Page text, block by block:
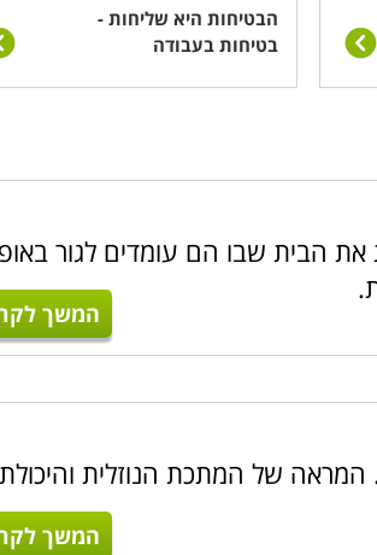
הידנית לנחלתם של אומנים בלבד.
מבוקש ועבודה יציבה.
את המוצר האיכותי ביותר.
והשרטוט, ילמדו להקים מודלים, להפיק
הבטיחות היא שליחות -
בטיחות בעבודה
הבית שבו הם עומדים לגור
המשך
של המתכת הנוזלית
המשך